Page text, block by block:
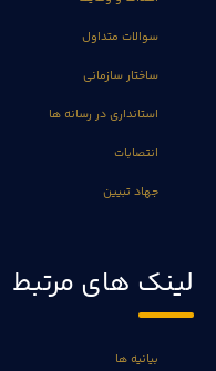
سوالات متداول
ساختار سازمانی
استانداری در رسانه ها
انتصابات
جهاد تبیین
لینک های مرتبط
بیانیه ها